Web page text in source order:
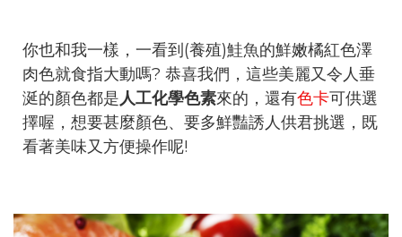
你也和我一樣，一看到(養殖)鮭魚的鮮嫩橘紅色澤
肉色就食指大動嗎? 恭喜我們，這些美麗又令人垂
涎的顏色都是人工化學色素來的，還有色卡可供選
擇喔，想要甚麼顏色、要多鮮豔誘人供君挑選，既
看著美味又方便操作呢!